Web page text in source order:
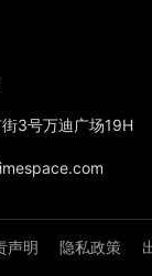
声明 隐私政策
3号万迪广场19H